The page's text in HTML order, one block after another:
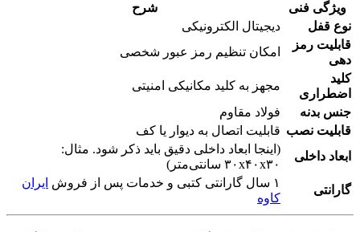
ویژگی فنی
شرح
نوع قفل
دیجیتال الکترونیکی
قابلیت رمز
دهی
امکان تنظیم رمز عبور شخصی
کلید
اضطراری
مجهز به کلید مکانیکی امنیتی
جنس بدنه
فولاد مقاوم
قابلیت نصب قابلیت اتصال به دیوار یا کف
ابعاد داخلی
(اینجا ابعاد داخلی دقیق باید ذکر شود. مثال:
۳۰x۴۰x۳۰ سانتی‌متر)
گارانتی
۱ سال گارانتی کتبی و خدمات پس از فروش
ایران
کاوه